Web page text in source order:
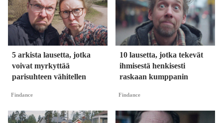
5 arkista lausetta, jotka
voivat myrkyttää
parisuhteen vähitellen
Findance
10 lausetta, jotka tekevät
ihmisestä henkisesti
raskaan kumppanin
Findance